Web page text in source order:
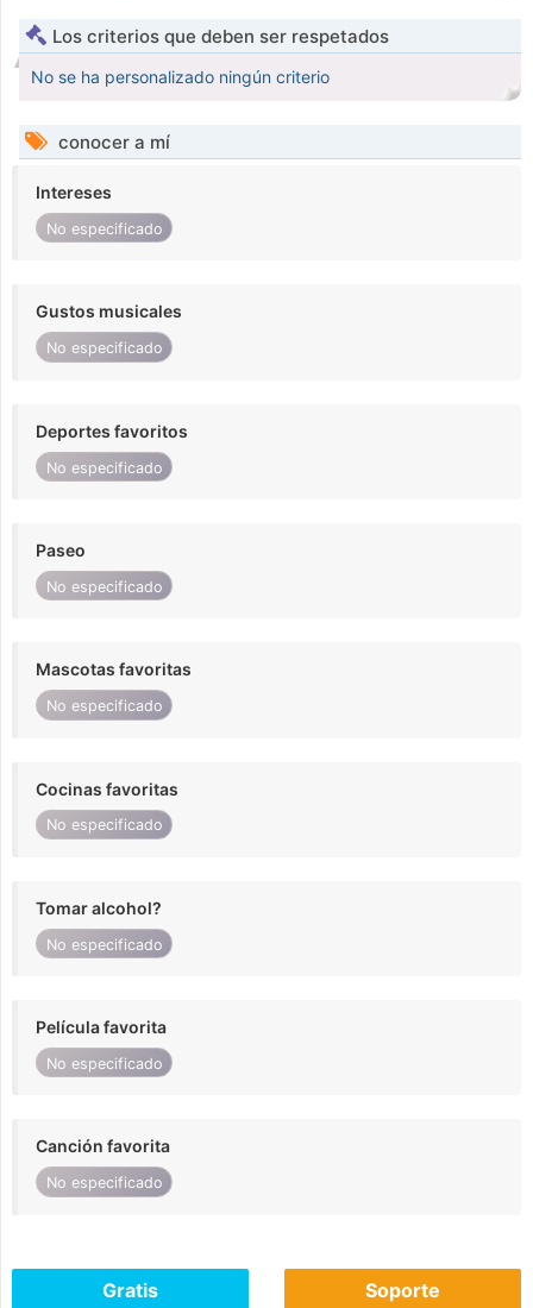
Los criterios que deben ser respetados
No se ha personalizado ningún criterio
conocer a mí
Intereses
No especificado
Gustos musicales
No especificado
Deportes favoritos
No especificado
Paseo
No especificado
Mascotas favoritas
No especificado
Cocinas favoritas
No especificado
Tomar alcohol?
No especificado
Película favorita
No especificado
Canción favorita
No especificado
Gratis Soporte